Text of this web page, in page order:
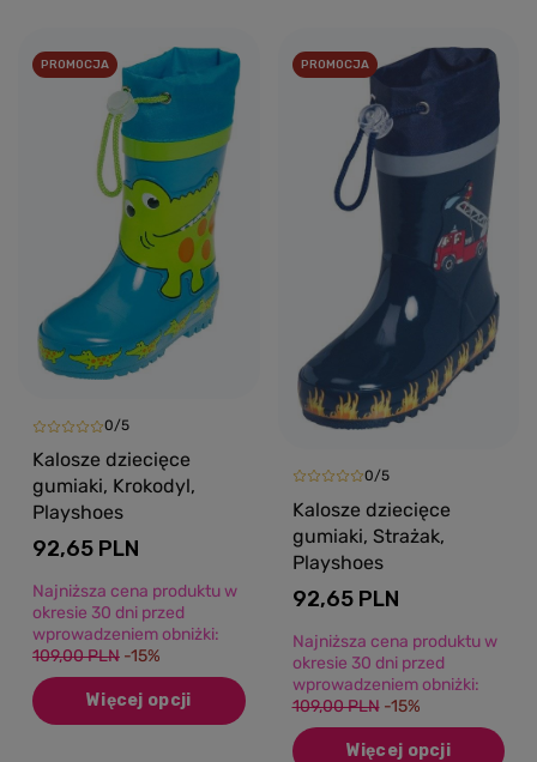
PROMOCJA
0/5
Kalosze dziecięce
gumiaki, Krokodyl,
Playshoes
92,65 PLN
Najniższa cena produktu w
okresie 30 dni przed
wprowadzeniem obniżki:
109,00 PLN -15%
Więcej opcji
PROMOCJA
0/5
Kalosze dziecięce
gumiaki, Strażak,
Playshoes
92,65 PLN
Najniższa cena produktu w
okresie 30 dni przed
wprowadzeniem obniżki:
109,00 PLN -15%
Więcej opcji